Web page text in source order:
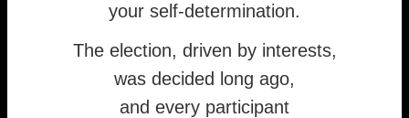
your self-determination.
The election, driven by interests,
was decided long ago,
and every participant